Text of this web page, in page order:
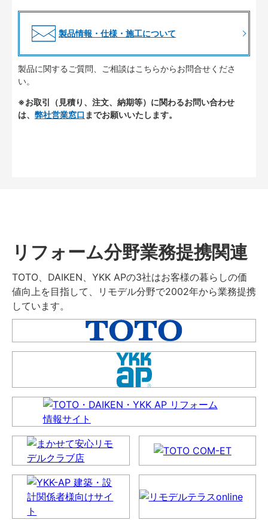
製品情報・仕様・施工について
製品に関するご質問、ご相談はこちらからお問合せくださ
い。
※お取引（見積り、注文、納期等）に関わるお問い合わせ
は、 弊社営業窓口 までお願いいたします。
リフォーム分野業務提携関連
TOTO、DAIKEN、YKK APの3社はお客様の暮らしの価
値向上を目指して、リモデル分野で2002年から業務提携
しています。